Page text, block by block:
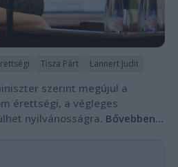
Tisza Párt Lannert Judit
szerint megújul a
érettségi, a végleges
nyilvánosságra. Bővebben...